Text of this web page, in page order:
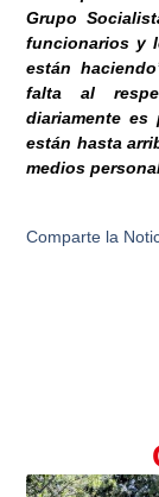
Grupo
funcionarios y
están
falta al
diariamente es
están hasta
medios
Comparte la